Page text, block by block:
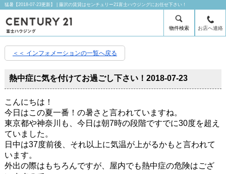
猛暑【2018-07-23更新】 | 藤沢の賃貸はセンチュリー21富士ハウジングにお任せ下さい！
物件検索 お店へ連絡
＜＜ インフォメーションの一覧へ戻る
熱中症に気を付けてお過ごし下さい！ 2018-07-23
こんにちは！
今日はこの夏一番！の暑さと言われていますね。
東京都や神奈川も、今日は朝7時の段階ですでに30度を超え
ていました。
日中は37度前後、それ以上に気温が上がるかもと言われて
います。
外出の際はもちろんですが、屋内でも熱中症の危険はござ